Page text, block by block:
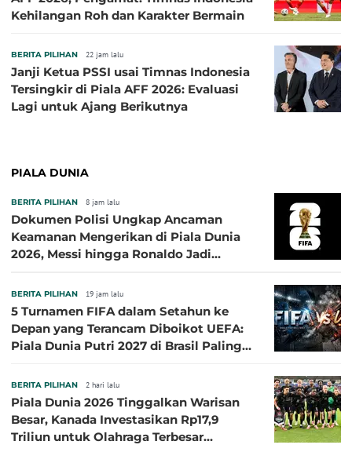
Kehilangan Roh dan Karakter Bermain
BERITA PILIHAN 22 jam lalu
Janji Ketua PSSI usai Timnas Indonesia
Tersingkir di Piala AFF 2026: Evaluasi
Lagi untuk Ajang Berikutnya
PIALA DUNIA
BERITA PILIHAN 8 jam lalu
Dokumen Polisi Ungkap Ancaman
Keamanan Mengerikan di Piala Dunia
2026, Messi hingga Ronaldo Jadi
BERITA PILIHAN 19 jam lalu
5 Turnamen FIFA dalam Setahun ke
Depan yang Terancam Diboikot UEFA:
Piala Dunia Putri 2027 di Brasil Paling
BERITA PILIHAN 2 hari lalu
Piala Dunia 2026 Tinggalkan Warisan
Besar, Kanada Investasikan Rp17,9
Triliun untuk Olahraga Terbesar